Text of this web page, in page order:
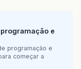
e
programação e
começar a